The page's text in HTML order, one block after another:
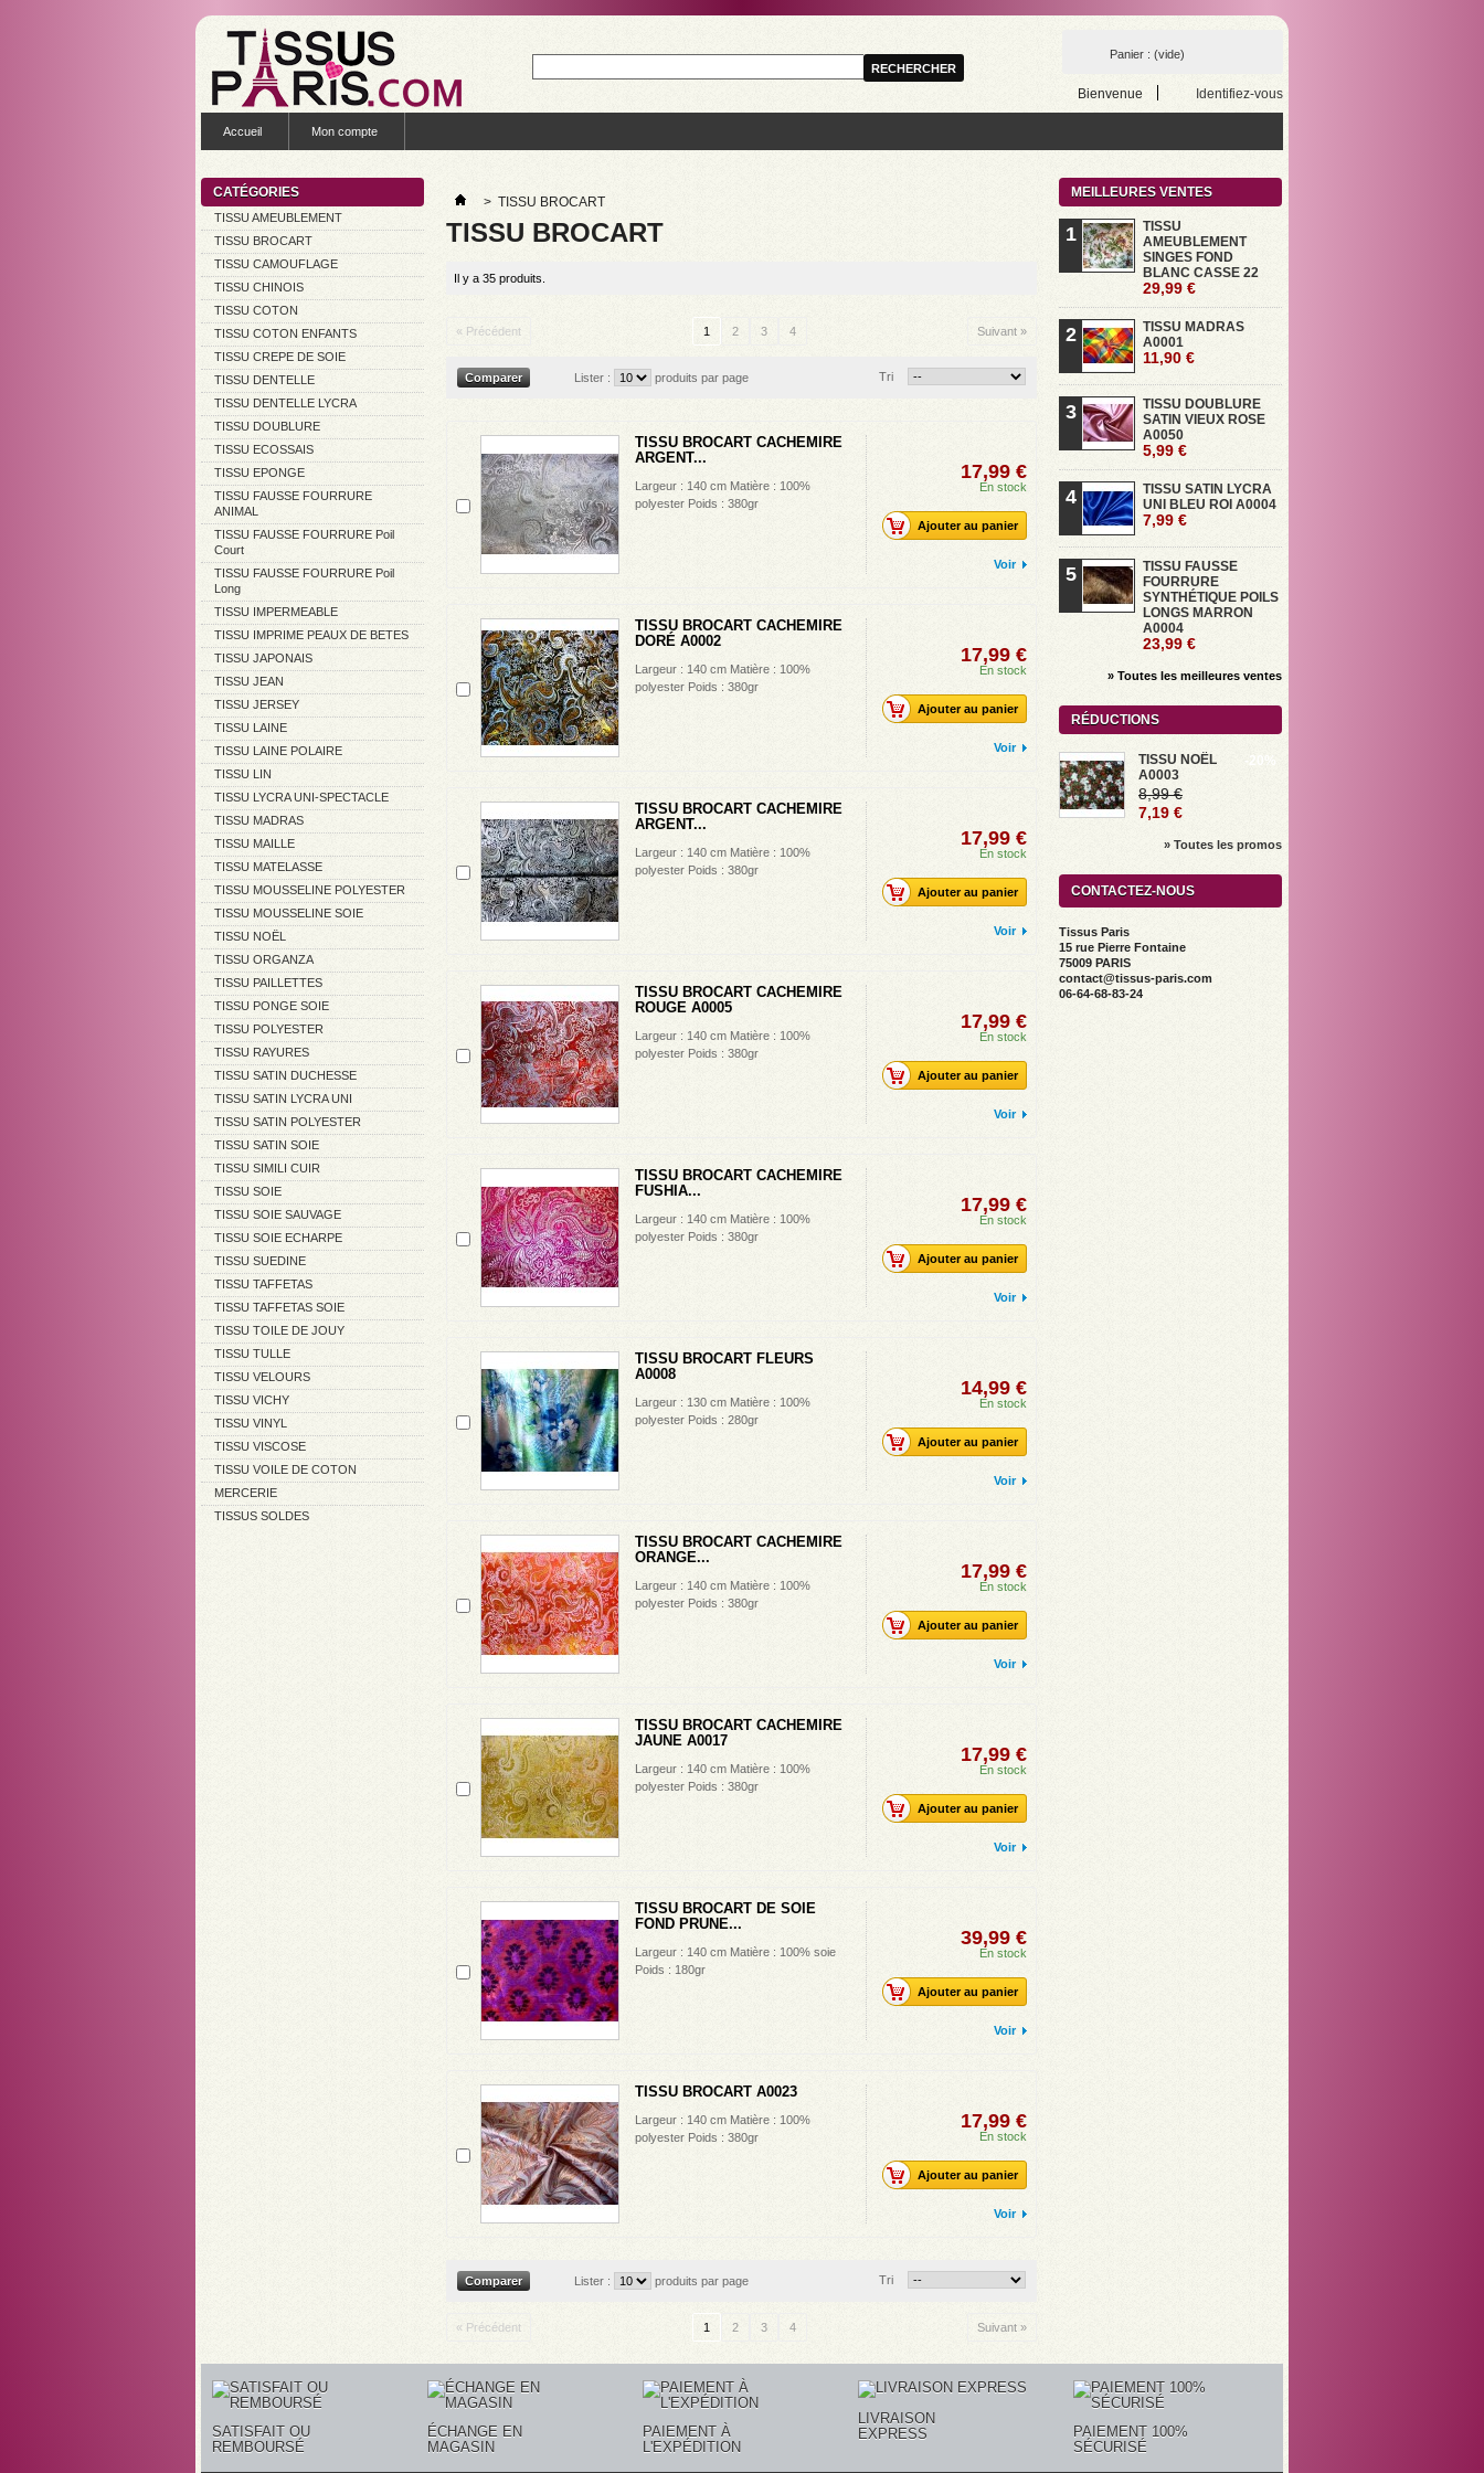
Panier : (vide)
Bienvenue Identifiez-vous
Accueil Mon compte
CATÉGORIES
TISSU AMEUBLEMENT
TISSU BROCART
TISSU CAMOUFLAGE
TISSU CHINOIS
TISSU COTON
TISSU COTON ENFANTS
TISSU CREPE DE SOIE
TISSU DENTELLE
TISSU DENTELLE LYCRA
TISSU DOUBLURE
TISSU ECOSSAIS
TISSU EPONGE
TISSU FAUSSE FOURRURE
ANIMAL
TISSU FAUSSE FOURRURE Poil
Court
TISSU FAUSSE FOURRURE Poil
Long
TISSU IMPERMEABLE
TISSU IMPRIME PEAUX DE BETES
TISSU JAPONAIS
TISSU JEAN
TISSU JERSEY
TISSU LAINE
TISSU LAINE POLAIRE
TISSU LIN
TISSU LYCRA UNI-SPECTACLE
TISSU MADRAS
TISSU MAILLE
TISSU MATELASSE
TISSU MOUSSELINE POLYESTER
TISSU MOUSSELINE SOIE
TISSU NOËL
TISSU ORGANZA
TISSU PAILLETTES
TISSU PONGE SOIE
TISSU POLYESTER
TISSU RAYURES
TISSU SATIN DUCHESSE
TISSU SATIN LYCRA UNI
TISSU SATIN POLYESTER
TISSU SATIN SOIE
TISSU SIMILI CUIR
TISSU SOIE
TISSU SOIE SAUVAGE
TISSU SOIE ECHARPE
TISSU SUEDINE
TISSU TAFFETAS
TISSU TAFFETAS SOIE
TISSU TOILE DE JOUY
TISSU TULLE
TISSU VELOURS
TISSU VICHY
TISSU VINYL
TISSU VISCOSE
TISSU VOILE DE COTON
MERCERIE
TISSUS SOLDES
> TISSU BROCART
TISSU BROCART
Il y a 35 produits.
« Précédent 1 2 3 4 Suivant »
Tri
Lister : produits par page
TISSU BROCART CACHEMIRE
ARGENT...
Largeur : 140 cm Matière : 100%
polyester Poids : 380gr
17,99 €
En stock
Ajouter au panier
Voir
TISSU BROCART CACHEMIRE
DORÉ A0002
Largeur : 140 cm Matière : 100%
polyester Poids : 380gr
17,99 €
En stock
Ajouter au panier
Voir
TISSU BROCART CACHEMIRE
ARGENT...
Largeur : 140 cm Matière : 100%
polyester Poids : 380gr
17,99 €
En stock
Ajouter au panier
Voir
TISSU BROCART CACHEMIRE
ROUGE A0005
Largeur : 140 cm Matière : 100%
polyester Poids : 380gr
17,99 €
En stock
Ajouter au panier
Voir
TISSU BROCART CACHEMIRE
FUSHIA...
Largeur : 140 cm Matière : 100%
polyester Poids : 380gr
17,99 €
En stock
Ajouter au panier
Voir
TISSU BROCART FLEURS
A0008
Largeur : 130 cm Matière : 100%
polyester Poids : 280gr
14,99 €
En stock
Ajouter au panier
Voir
TISSU BROCART CACHEMIRE
ORANGE...
Largeur : 140 cm Matière : 100%
polyester Poids : 380gr
17,99 €
En stock
Ajouter au panier
Voir
TISSU BROCART CACHEMIRE
JAUNE A0017
Largeur : 140 cm Matière : 100%
polyester Poids : 380gr
17,99 €
En stock
Ajouter au panier
Voir
TISSU BROCART DE SOIE
FOND PRUNE...
Largeur : 140 cm Matière : 100% soie
Poids : 180gr
39,99 €
En stock
Ajouter au panier
Voir
TISSU BROCART A0023
Largeur : 140 cm Matière : 100%
polyester Poids : 380gr
17,99 €
En stock
Ajouter au panier
Voir
Tri
Lister : produits par page
« Précédent 1 2 3 4 Suivant »
MEILLEURES VENTES
1
TISSU
AMEUBLEMENT
SINGES FOND
BLANC CASSE 22
29,99 €
2
TISSU MADRAS
A0001
11,90 €
3
TISSU DOUBLURE
SATIN VIEUX ROSE
A0050
5,99 €
4
TISSU SATIN LYCRA
UNI BLEU ROI A0004
7,99 €
5
TISSU FAUSSE
FOURRURE
SYNTHÉTIQUE POILS
LONGS MARRON
A0004
23,99 €
» Toutes les meilleures ventes
RÉDUCTIONS
-20%
TISSU NOËL
A0003
8,99 €
7,19 €
» Toutes les promos
CONTACTEZ-NOUS
Tissus Paris
15 rue Pierre Fontaine
75009 PARIS
contact@tissus-paris.com
06-64-68-83-24
SATISFAIT OU
REMBOURSÉ
ÉCHANGE EN
MAGASIN
PAIEMENT À
L'EXPÉDITION
LIVRAISON
EXPRESS
PAIEMENT 100%
SÉCURISÉ